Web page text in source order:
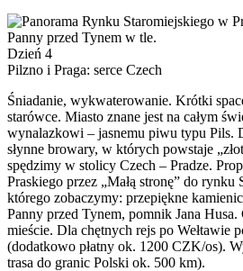
Dzień 4
Pilzno i Praga: serce Czech
Śniadanie, wykwaterowanie. Krótki
starówce. Miasto znane jest na całym
wynalazkowi – jasnemu piwu typu Pils.
słynne browary, w których powstaje
spędzimy w stolicy Czech – Pradze.
Praskiego przez „Małą stronę” do rynku
którego zobaczymy: przepiękne
Panny przed Tynem, pomnik Jana
mieście. Dla chętnych rejs po Wełtawie
(dodatkowo płatny ok. 1200 CZK/os).
trasa do granic Polski ok. 500 km).